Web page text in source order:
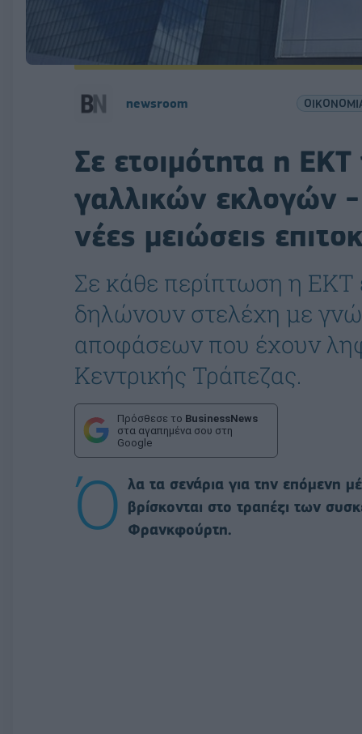
newsroom
Σε ετοιμότητα η
γαλλικών εκλογών
νέες μειώσεις
Σε κάθε περίπτωση η ΕΚΤ
δηλώνουν στελέχη με
αποφάσεων που έχουν
Κεντρικής Τράπεζας.
Πρόσθεσε το BusinessNews
στα αγαπημένα σου στη
Google
Ό λα τα σενάρια για την επόμενη
βρίσκονται στο τραπέζι των
Φρανκφούρτη.